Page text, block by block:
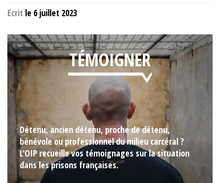
Ecrit le 6 juillet 2023
TÉMOIGNER
Détenu, ancien détenu, proche de détenu,
bénévole ou professionnel du milieu carcéral ?
L'OIP recueille vos témoignages sur la situation
dans les prisons françaises.